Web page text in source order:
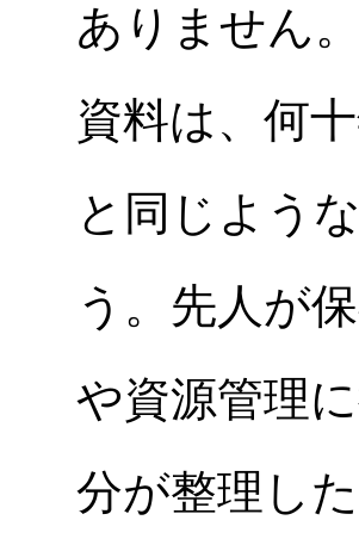
ありません
資料は、何
と同じよう
う。先人が
や資源管理
分が整理し